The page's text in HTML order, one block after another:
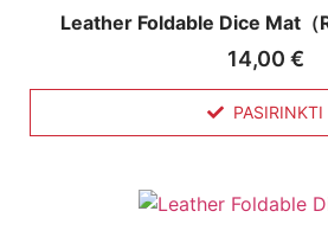
Leather Foldable Dice Mat
14,00 €
PASIRINKTI